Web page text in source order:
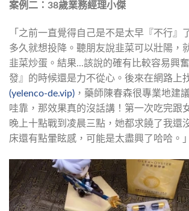
案例二：38歲業務經理小傑
「之前一直覺得自己是不是太早『不行』
多久就想投降。聽朋友說韭菜可以壯陽，
韭菜炒蛋。結果...該說的確有比較容易興
發』的時候還是力不從心。後來在網路上
(yelenco-de.vip) ，藥師陳春森很專業地建
哇靠，那效果真的沒話講！第一次吃完跟
晚上十點戰到凌晨三點，她都求饒了我還
床還有點暈眩感，可能是太盡興了哈哈。」